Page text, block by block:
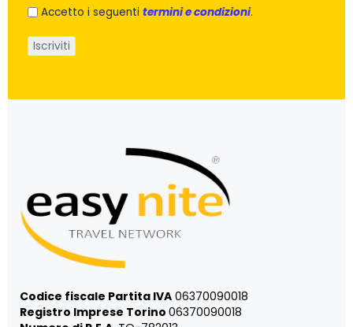
Accetto i seguenti termini e condizioni.
Codice fiscale Partita IVA 06370090018
Registro Imprese Torino 06370090018